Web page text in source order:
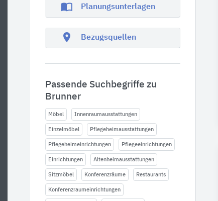
import_contacts Planungsunterlagen
location_on Bezugsquellen
Passende Suchbegriffe zu
Brunner
Möbel Innenraumausstattungen
Einzelmöbel Pflegeheimausstattungen
Pflegeheimeinrichtungen Pflegeeinrichtungen
Einrichtungen Altenheimausstattungen
Sitzmöbel Konferenzräume Restaurants
Konferenzraumeinrichtungen